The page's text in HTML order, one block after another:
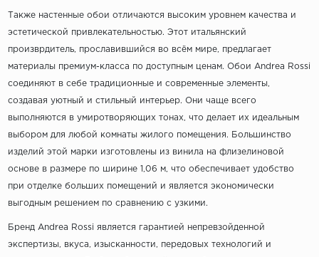
Также настенные обои отличаются высоким уровнем качества и
эстетической привлекательностью. Этот итальянский
произврдитель, прославившийся во всём мире, предлагает
материалы премиум-класса по доступным ценам. Обои Andrea Rossi
соединяют в себе традиционные и современные элементы,
создавая уютный и стильный интерьер. Они чаще всего
выполняются в умиротворяющих тонах, что делает их идеальным
выбором для любой комнаты жилого помещения. Большинство
изделий этой марки изготовлены из винила на флизелиновой
основе в размере по ширине 1,06 м, что обеспечивает удобство
при отделке больших помещений и является экономически
выгодным решением по сравнению с узкими.
Бренд Andrea Rossi является гарантией непревзойденной
экспертизы, вкуса, изысканности, передовых технологий и